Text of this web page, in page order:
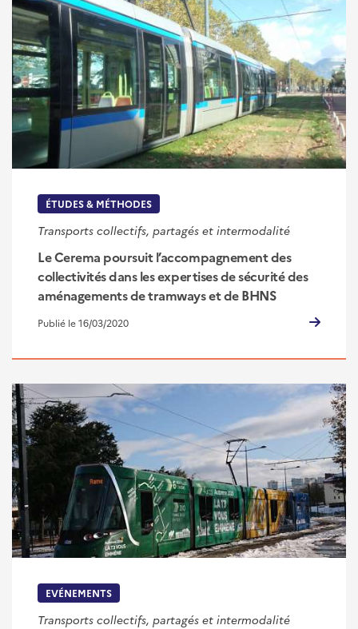
ÉTUDES & MÉTHODES
Transports collectifs, partagés et intermodalité
Le Cerema poursuit l’accompagnement des
collectivités dans les expertises de sécurité des
aménagements de tramways et de BHNS
Publié le 16/03/2020
EVÉNEMENTS
Transports collectifs, partagés et intermodalité